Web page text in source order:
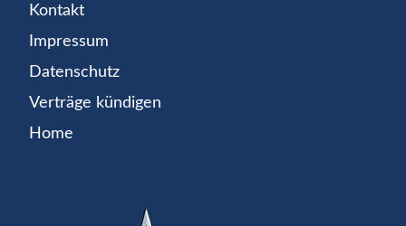
Kontakt
Impressum
Datenschutz
Verträge kündigen
Home